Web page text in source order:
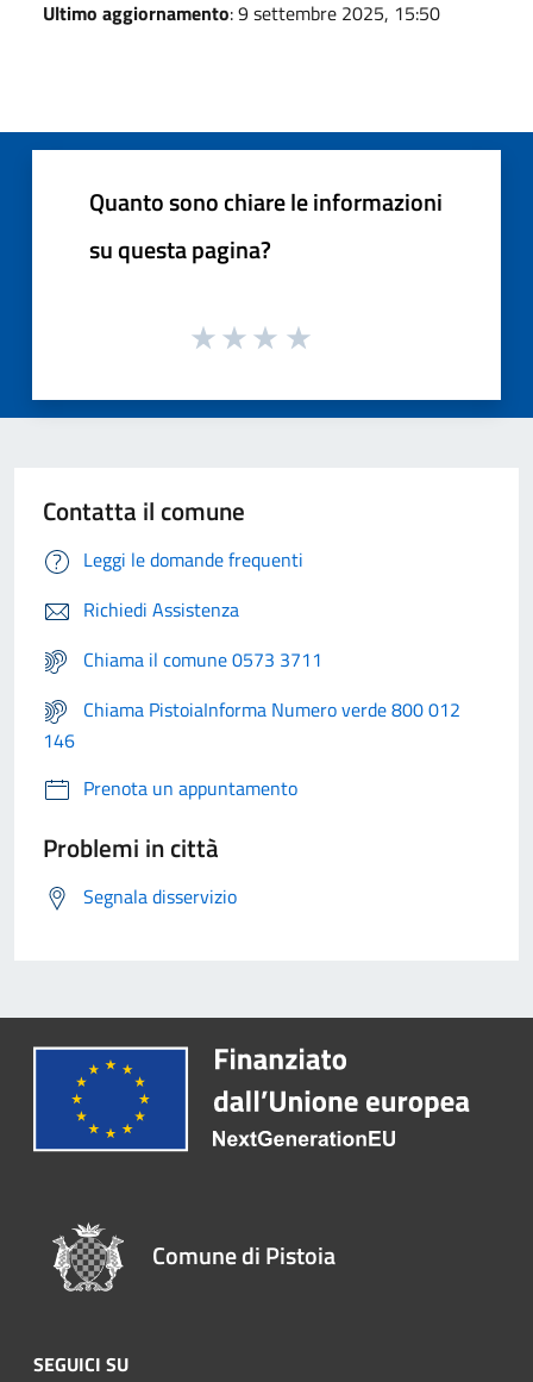
Ultimo aggiornamento: 9 settembre 2025, 15:50
Quanto sono chiare le informazioni
su questa pagina?
Contatta il comune
Leggi le domande frequenti
Richiedi Assistenza
Chiama il comune 0573 3711
Chiama PistoiaInforma Numero verde 800 012
146
Prenota un appuntamento
Problemi in città
Segnala disservizio
Comune di Pistoia
SEGUICI SU